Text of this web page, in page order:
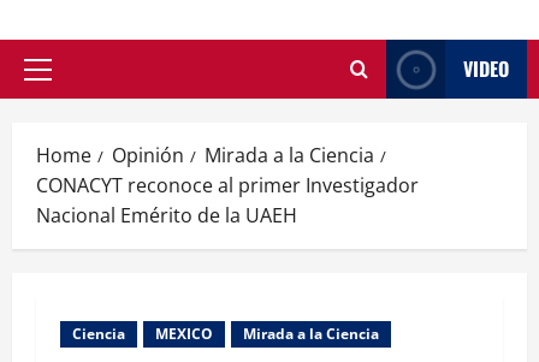
Primary
VIDEO
Home Opinión
Mirada a la Ciencia
CONACYT reconoce al primer Investigador
Nacional Emérito de la UAEH
Ciencia MEXICO Mirada a la Ciencia